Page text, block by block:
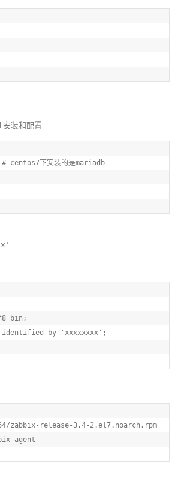
装和配置
# centos7下安装的是mariadb
identified by 'xxxxxxxx' ;
zabbix-release-3.4- 2 .el7.noarch.rpm
agent